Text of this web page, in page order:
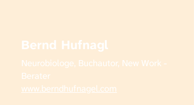
Bernd Hufnagl
Neurobiologe, Buchautor, New Work -
Berater​​
www.berndhufnagel.com